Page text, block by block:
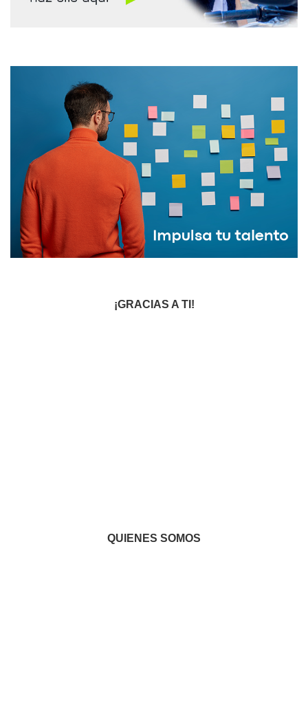
¡GRACIAS A TI!
QUIENES SOMOS